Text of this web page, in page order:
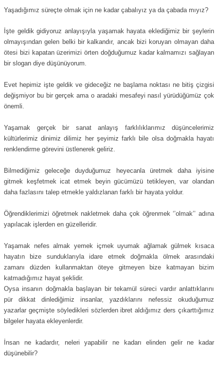
Yaşadığımız süreçte olmak için ne kadar çabalıyız ya da çabada mıyız?
İşte geldik gidiyoruz anlayışıyla yaşamak hayata eklediğimiz bir şeylerin
olmayışından gelen belki bir kalkandır, ancak bizi koruyan olmayan daha
ötesi bizi kapatan üzerimizi örten doğduğumuz kadar kalmamızı sağlayan
bir slogan diye düşünüyorum.
Evet hepimiz işte geldik ve gideceğiz ne başlama noktası ne bitiş çizgisi
değişmiyor bu bir gerçek ama o aradaki mesafeyi nasıl yürüdüğümüz çok
önemli.
Yaşamak gerçek bir sanat anlayış farklılıklarımız düşüncelerimiz
kültürlerimiz dinimiz dilimiz her şeyimiz farklı bile olsa doğmakla hayatı
renklendirme görevini üstlenerek geliriz.
Bilmediğimiz geleceğe duyduğumuz heyecanla üretmek daha iyisine
gitmek keşfetmek icat etmek beyin gücümüzü tetikleyen, var olandan
daha fazlasını talep etmekle yaldızlanan farklı bir hayata yoldur.
Öğrendiklerimizi öğretmek nakletmek daha çok öğrenmek ‘’olmak’’ adına
yapılacak işlerden en güzelleridir.
Yaşamak nefes almak yemek içmek uyumak ağlamak gülmek kısaca
hayatın bize sunduklarıyla idare etmek doğmakla ölmek arasındaki
zamanı düzden kullanmaktan öteye gitmeyen bize katmayan bizim
katmadığımız hayat şeklidir.
Oysa insanın doğmakla başlayan bir tekamül süreci vardır anlattıklarını
pür dikkat dinlediğimiz insanlar, yazdıklarını nefessiz okuduğumuz
yazarlar geçmişte söyledikleri sözlerden ibret aldığımız ders çıkarttığımız
bilgeler hayata ekleyenlerdir.
İnsan ne kadardır, neleri yapabilir ne kadarı elinden gelir ne kadar
düşünebilir?